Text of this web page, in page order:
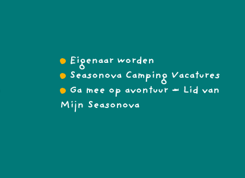
Eigenaar worden
Seasonova Camping Vacatures
Ga mee op avontuur – Lid van
Mijn Seasonova